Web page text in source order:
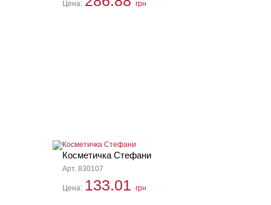
Цена: грн
Косметичка Стефани
Арт. 830107
Цена: 133.01 грн